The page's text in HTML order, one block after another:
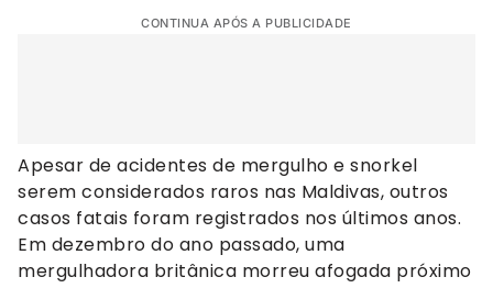
CONTINUA APÓS A PUBLICIDADE
Apesar de acidentes de mergulho e snorkel
serem considerados raros nas Maldivas, outros
casos fatais foram registrados nos últimos anos.
Em dezembro do ano passado, uma
mergulhadora britânica morreu afogada próximo